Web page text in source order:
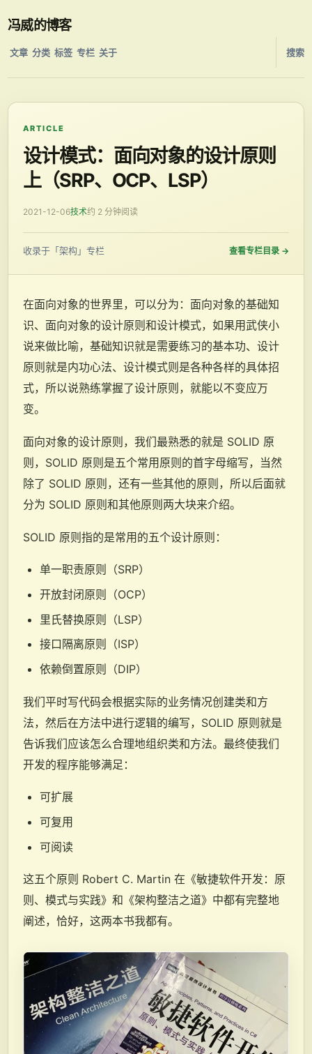
冯威的博客
文章 分类 标签 专栏 关于 搜索
ARTICLE
设计模式：面向对象的设计原则
上（SRP、OCP、LSP）
2021-12-06技术约 2 分钟阅读
收录于「架构」专栏 查看专栏目录 →
在面向对象的世界里，可以分为：面向对象的基础知
识、面向对象的设计原则和设计模式，如果用武侠小
说来做比喻，基础知识就是需要练习的基本功、设计
原则就是内功心法、设计模式则是各种各样的具体招
式，所以说熟练掌握了设计原则，就能以不变应万
变。
面向对象的设计原则，我们最熟悉的就是 SOLID 原
则，SOLID 原则是五个常用原则的首字母缩写，当然
除了 SOLID 原则，还有一些其他的原则，所以后面就
分为 SOLID 原则和其他原则两大块来介绍。
SOLID 原则指的是常用的五个设计原则：
单一职责原则（SRP）
开放封闭原则（OCP）
里氏替换原则（LSP）
接口隔离原则（ISP）
依赖倒置原则（DIP）
我们平时写代码会根据实际的业务情况创建类和方
法，然后在方法中进行逻辑的编写，SOLID 原则就是
告诉我们应该怎么合理地组织类和方法。最终使我们
开发的程序能够满足：
可扩展
可复用
可阅读
这五个原则 Robert C. Martin 在《敏捷软件开发：原
则、模式与实践》和《架构整洁之道》中都有完整地
阐述，恰好，这两本书我都有。